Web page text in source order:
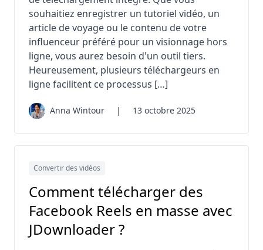
souhaitiez enregistrer un tutoriel vidéo, un
article de voyage ou le contenu de votre
influenceur préféré pour un visionnage hors
ligne, vous aurez besoin d'un outil tiers.
Heureusement, plusieurs téléchargeurs en
ligne facilitent ce processus […]
Anna Wintour | 13 octobre 2025
Convertir des vidéos
Comment télécharger des
Facebook Reels en masse avec
JDownloader ?